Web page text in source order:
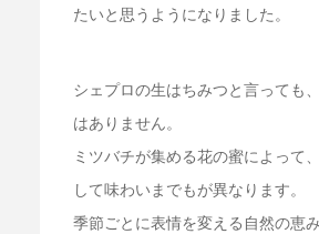
たいと思うようになりました。
シェプロの生はちみつと言っても
はありません。
ミツバチが集める花の蜜によって
して味わいまでもが異なります。
季節ごとに表情を変える自然の恵